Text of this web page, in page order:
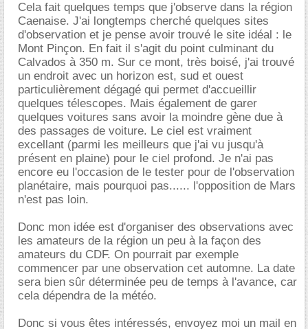
Cela fait quelques temps que j'observe dans la région
Caenaise. J'ai longtemps cherché quelques sites
d'observation et je pense avoir trouvé le site idéal : le
Mont Pinçon. En fait il s'agit du point culminant du
Calvados à 350 m. Sur ce mont, très boisé, j'ai trouvé
un endroit avec un horizon est, sud et ouest
particulièrement dégagé qui permet d'accueillir
quelques télescopes. Mais également de garer
quelques voitures sans avoir la moindre gène due à
des passages de voiture. Le ciel est vraiment
excellant (parmi les meilleurs que j'ai vu jusqu'à
présent en plaine) pour le ciel profond. Je n'ai pas
encore eu l'occasion de le tester pour de l'observation
planétaire, mais pourquoi pas...... l'opposition de Mars
n'est pas loin.
Donc mon idée est d'organiser des observations avec
les amateurs de la région un peu à la façon des
amateurs du CDF. On pourrait par exemple
commencer par une observation cet automne. La date
sera bien sûr déterminée peu de temps à l'avance, car
cela dépendra de la météo.
Donc si vous êtes intéressés, envoyez moi un mail en